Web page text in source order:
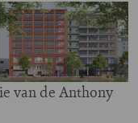
van de Anthony